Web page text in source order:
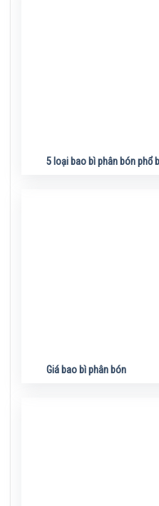
5 loại bao bì phân bón phổ
Giá bao bì phân bón